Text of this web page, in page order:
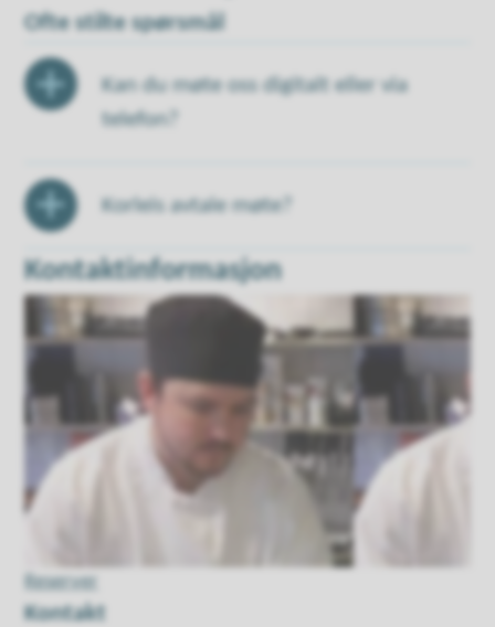
Ofte stilte spørsmål
Kan du møte oss digitalt eller via
telefon?
Korleis avtale møte?
Kontaktinformasjon
Reserver
Kontakt